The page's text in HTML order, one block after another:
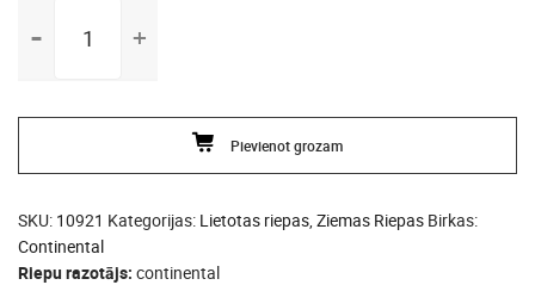
R16
daudzums
Pievienot grozam
SKU: 10921 Kategorijas: Lietotas riepas, Ziemas Riepas Birkas:
Continental
Riepu razotājs continental